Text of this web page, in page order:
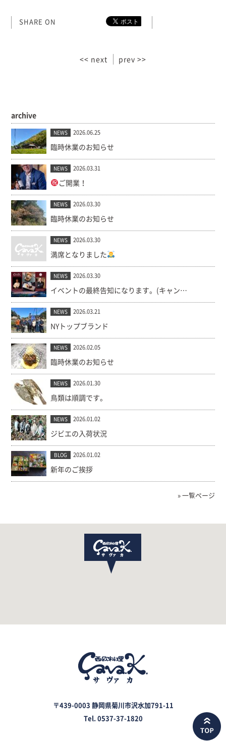
SHARE ON
<< next prev >>
archive
NEWS 2026.06.25
臨時休業のお知らせ
NEWS 2026.03.31
ご開業！
NEWS 2026.03.30
臨時休業のお知らせ
NEWS 2026.03.30
満席となりました
NEWS 2026.03.30
イベントの最終告知になります。(キャンセル出ました！)
NEWS 2026.03.21
NYトップブランド
NEWS 2026.02.05
臨時休業のお知らせ
NEWS 2026.01.30
鳥類は順調です。
NEWS 2026.01.02
ジビエの入荷状況
BLOG 2026.01.02
新年のご挨拶
» 一覧ページ
〒439-0003 静岡県菊川市沢水加791-11
Tel. 0537-37-1820